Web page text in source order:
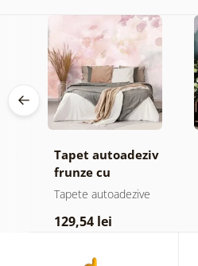
Tapet autoadeziv
frunze cu
atingere
Tapete autoadezive
129,54 lei